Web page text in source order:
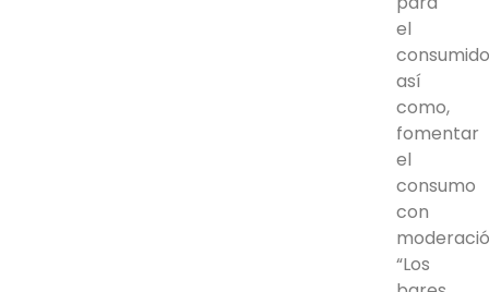
el
así
como,
fomentar
el
consumo
con
“Los